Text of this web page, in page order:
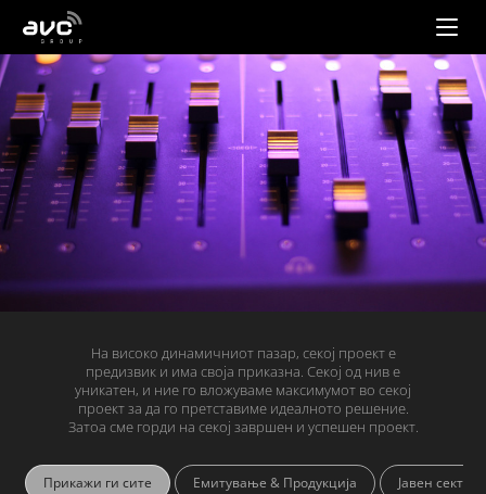
AVC
Group
На високо динамичниот пазар, секој проект е
предизвик и има своја приказна. Секој од нив е
уникатен, и ние го вложуваме максимумот во секој
проект за да го претставиме идеалното решение.
Затоа сме горди на секој завршен и успешен проект.
Прикажи ги сите Емитување & Продукција Јавен сектор